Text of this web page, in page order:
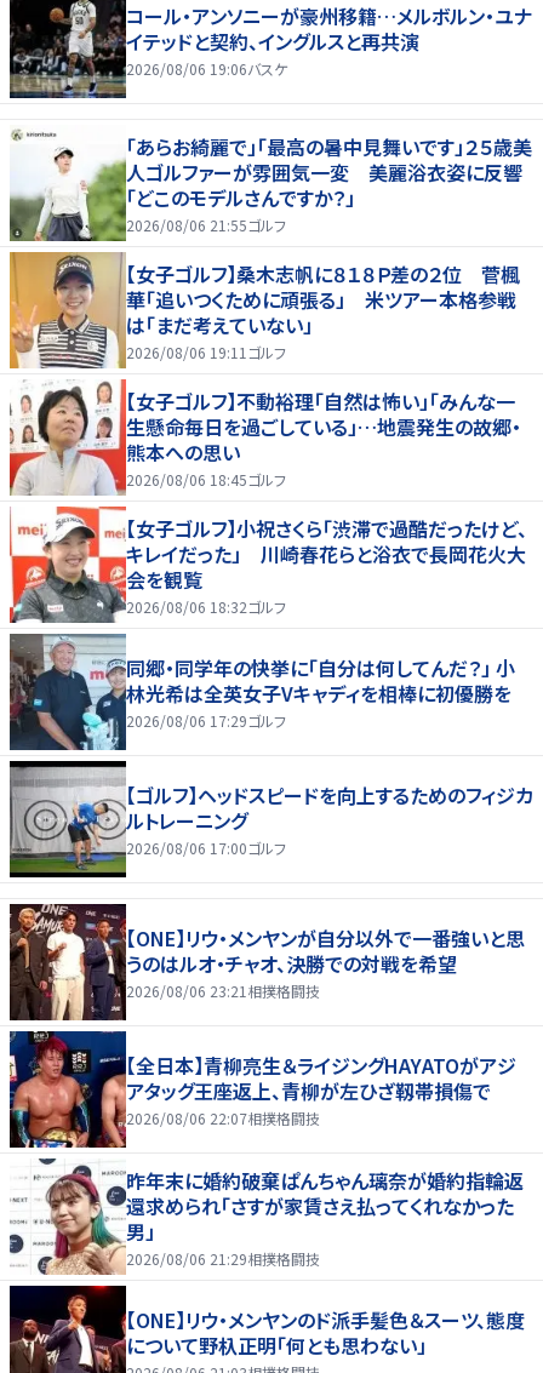
コール・アンソニーが豪州移籍…メルボルン・ユナ
イテッドと契約、イングルスと再共演
2026/08/06 19:06バスケ
「あらお綺麗で」「最高の暑中見舞いです」２５歳美
人ゴルファーが雰囲気一変 美麗浴衣姿に反響
「どこのモデルさんですか？」
2026/08/06 21:55ゴルフ
【女子ゴルフ】桑木志帆に８１８Ｐ差の２位 菅楓
華「追いつくために頑張る」 米ツアー本格参戦
は「まだ考えていない」
2026/08/06 19:11 ゴルフ
【女子ゴルフ】不動裕理「自然は怖い」「みんな一
生懸命毎日を過ごしている」…地震発生の故郷・
熊本への思い
2026/08/06 18:45ゴルフ
【女子ゴルフ】小祝さくら「渋滞で過酷だったけど、
キレイだった」 川崎春花らと浴衣で長岡花火大
会を観覧
2026/08/06 18:32ゴルフ
同郷・同学年の快挙に「自分は何してんだ？」 小
林光希は全英女子Vキャディを相棒に初優勝を
2026/08/06 17:29ゴルフ
【ゴルフ】ヘッドスピードを向上するためのフィジカ
ルトレーニング
2026/08/06 17:00ゴルフ
【ONE】リウ・メンヤンが自分以外で一番強いと思
うのはルオ・チャオ、決勝での対戦を希望
2026/08/06 23:21 相撲格闘技
【全日本】青柳亮生＆ライジングHAYATOがアジ
アタッグ王座返上、青柳が左ひざ靱帯損傷で
2026/08/06 22:07相撲格闘技
昨年末に婚約破棄ぱんちゃん璃奈が婚約指輪返
還求められ「さすが家賃さえ払ってくれなかった
男」
2026/08/06 21:29相撲格闘技
【ONE】リウ・メンヤンのド派手髪色＆スーツ、態度
について野杁正明「何とも思わない」